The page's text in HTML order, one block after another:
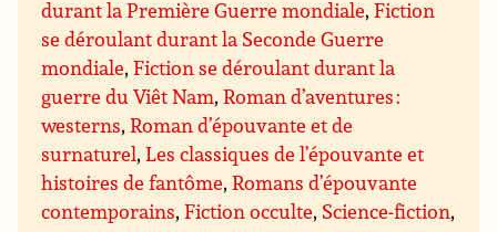
durant la Première Guerre mondiale,Fiction
se déroulant durant la Seconde Guerre
mondiale,Fiction se déroulant durant la
guerre du Viêt Nam,Roman d’aventures :
westerns,Roman d’épouvante et de
surnaturel,Les classiques de l’épouvante et
histoires de fantôme,Romans d’épouvante
contemporains,Fiction occulte, Science-fiction,